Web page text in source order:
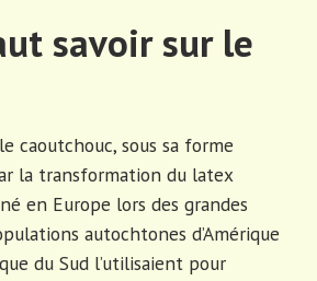
plastique
savoir sur le
caoutchouc, sous sa forme
la transformation du latex
en Europe lors des grandes
autochtones d’Amérique
du Sud l’utilisaient pour